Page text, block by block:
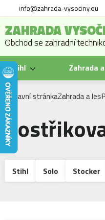
info@zahrada-vysociny.eu
ZAHRADA
Obchod se zahradní
Stihl Zahrada
Hlavní stránkaZahrada a les
Stihl Solo Stocker